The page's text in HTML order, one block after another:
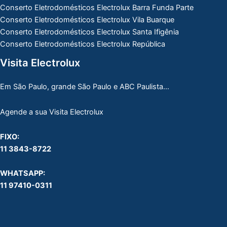
Conserto Eletrodomésticos Electrolux Barra Funda Parte
Conserto Eletrodomésticos Electrolux Vila Buarque
Conserto Eletrodomésticos Electrolux Santa Ifigênia
Conserto Eletrodomésticos Electrolux República
Visita Electrolux
Em São Paulo, grande São Paulo e ABC Paulista…
Agende a sua Visita Electrolux
FIXO:
11 3843-8722
WHATSAPP:
11 97410-0311